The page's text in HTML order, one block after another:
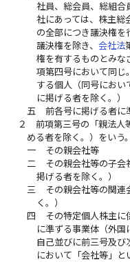
社員、総会員、総組合
社にあっては、株主総
の全部につき議決権を
議決権を除き、 会社法
権を有するものとみな
項第四号において同じ
する個人（同号におい
に掲げる者を除く。）
五
前各号に掲げる者に
２
前項第三号の「親法人
める者を除く。）をいう。
一
その親会社等
二
その親会社等の子会
掲げる者を除く。）
三
その親会社等の関連
く。）
四
その特定個人株主に
に準ずる事業体（外国
自己並びに前三号及び
において「会社等」と